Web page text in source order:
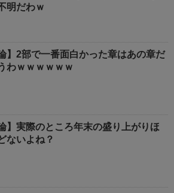
明だわｗ
】2部で一番面白かった章はあの章だ
わｗｗｗｗｗｗ
】実際のところ年末の盛り上がりほ
ないよね？